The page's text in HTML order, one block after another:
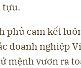
tựu.
phủ cam kết
doanh nghiệp
mệnh vươn ra